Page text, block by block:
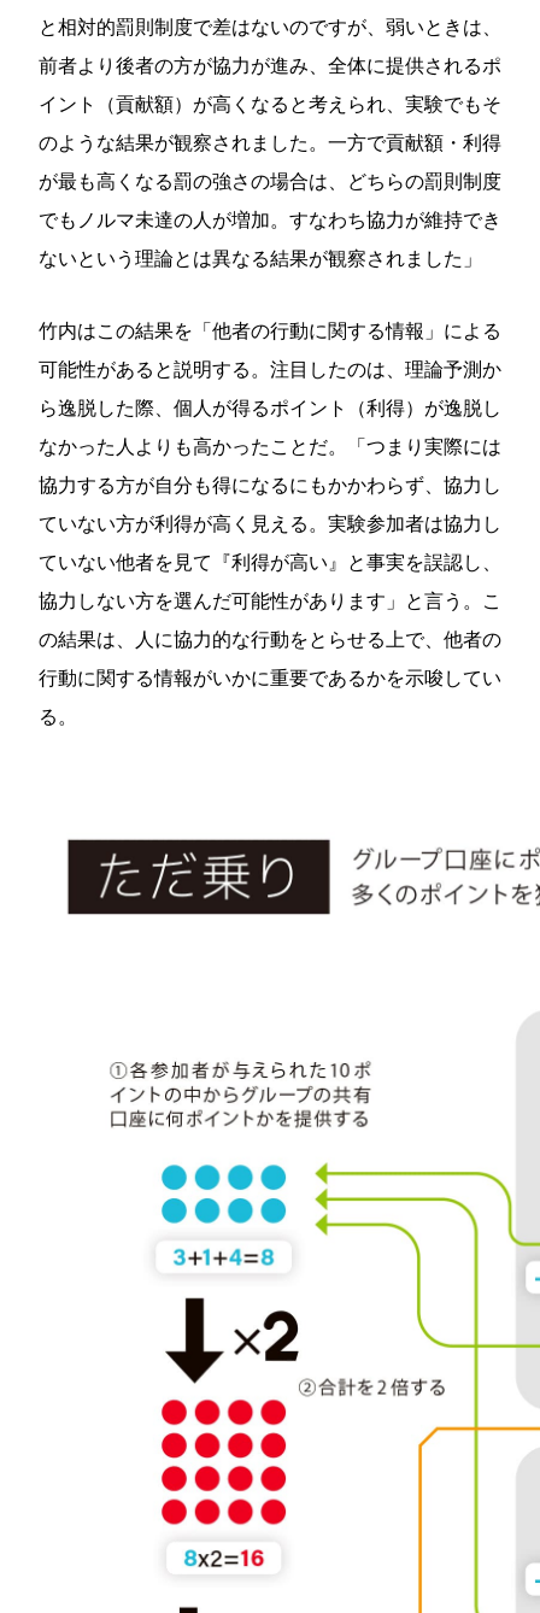
と相対的罰則制度で差はないのですが、弱いときは、
前者より後者の方が協力が進み、全体に提供されるポ
イント（貢献額）が高くなると考えられ、実験でもそ
のような結果が観察されました。一方で貢献額・利得
が最も高くなる罰の強さの場合は、どちらの罰則制度
でもノルマ未達の人が増加。すなわち協力が維持でき
ないという理論とは異なる結果が観察されました」
竹内はこの結果を「他者の行動に関する情報」による
可能性があると説明する。注目したのは、理論予測か
ら逸脱した際、個人が得るポイント（利得）が逸脱し
なかった人よりも高かったことだ。「つまり実際には
協力する方が自分も得になるにもかかわらず、協力し
ていない方が利得が高く見える。実験参加者は協力し
ていない他者を見て『利得が高い』と事実を誤認し、
協力しない方を選んだ可能性があります」と言う。こ
の結果は、人に協力的な行動をとらせる上で、他者の
行動に関する情報がいかに重要であるかを示唆してい
る。